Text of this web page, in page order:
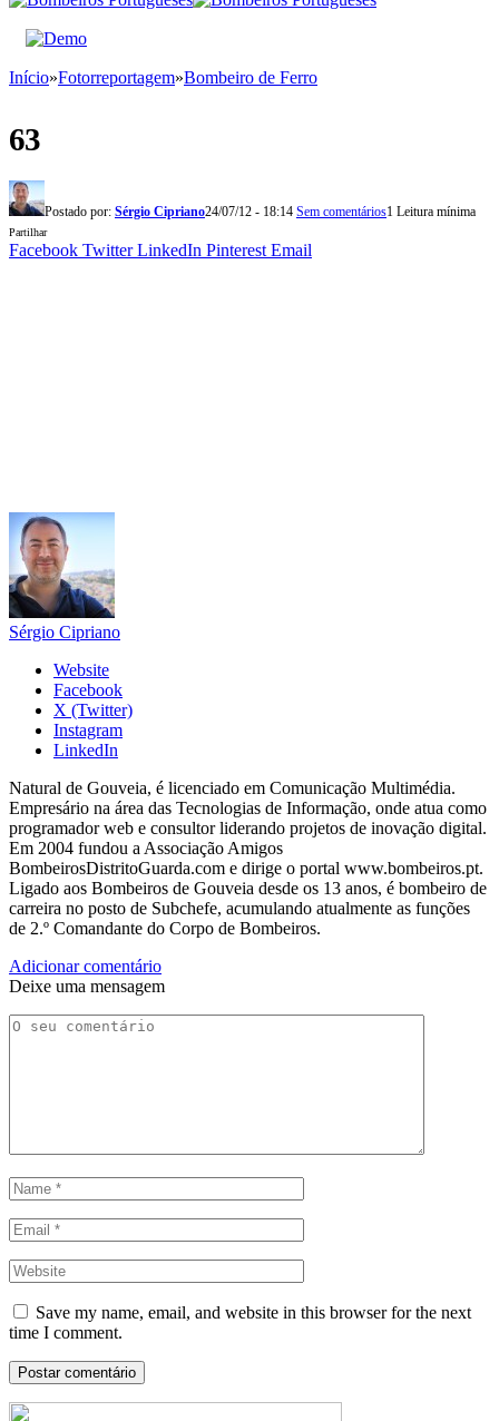
Início»Fotorreportagem»Bombeiro de Ferro
63
Postado por: Sérgio Cipriano24/07/12 - 18:14 Sem comentários1 Leitura mínima
Partilhar
Facebook Twitter LinkedIn Pinterest Email
Sérgio Cipriano
Website
Facebook
X (Twitter)
Instagram
LinkedIn
Natural de Gouveia, é licenciado em Comunicação Multimédia.
Empresário na área das Tecnologias de Informação, onde atua como
programador web e consultor liderando projetos de inovação digital.
Em 2004 fundou a Associação Amigos
BombeirosDistritoGuarda.com e dirige o portal www.bombeiros.pt.
Ligado aos Bombeiros de Gouveia desde os 13 anos, é bombeiro de
carreira no posto de Subchefe, acumulando atualmente as funções
de 2.º Comandante do Corpo de Bombeiros.
Adicionar comentário
Deixe uma mensagem
Save my name, email, and website in this browser for the next
time I comment.